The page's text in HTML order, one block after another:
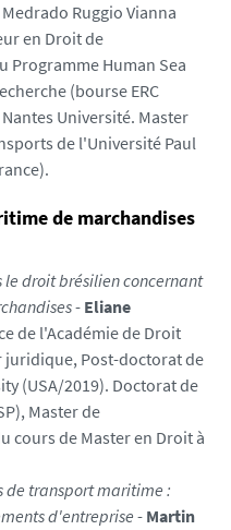
Ruggio Vianna
en Droit de
Programme Human Sea
(bourse ERC
Université. Master
de l'Université Paul
de marchandises
le droit brésilien concernant
- Eliane
de l'Académie de Droit
juridique, Post-doctorat de
(USA/2019). Doctorat de
Master de
cours de Master en Droit à
de transport maritime :
d'entreprise - Martin